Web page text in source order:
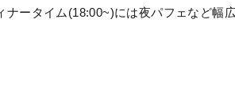
ータイム(18:00~)には夜パフェなど幅